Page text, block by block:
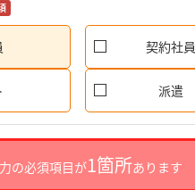
契約社員
派遣
の必須項目が1箇所あります